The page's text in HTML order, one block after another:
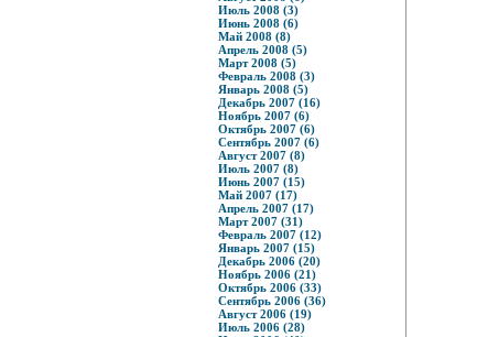
Июль 2008 (3)
Июнь 2008 (6)
Май 2008 (8)
Апрель 2008 (5)
Март 2008 (5)
Февраль 2008 (3)
Январь 2008 (5)
Декабрь 2007 (16)
Ноябрь 2007 (6)
Октябрь 2007 (6)
Сентябрь 2007 (6)
Август 2007 (8)
Июль 2007 (8)
Июнь 2007 (15)
Май 2007 (17)
Апрель 2007 (17)
Март 2007 (31)
Февраль 2007 (12)
Январь 2007 (15)
Декабрь 2006 (20)
Ноябрь 2006 (21)
Октябрь 2006 (33)
Сентябрь 2006 (36)
Август 2006 (19)
Июль 2006 (28)